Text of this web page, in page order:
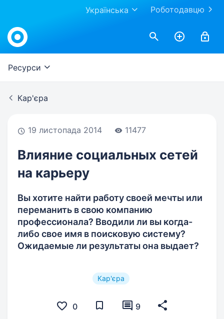
Роботодавцю
Українська
Work.ua
Ресурси
Кар'єра
19 листопада 2014 11477
Влияние социальных сетей
на карьеру
Вы хотите найти работу своей мечты или
переманить в свою компанию
профессионала? Вводили ли вы когда-
либо свое имя в поисковую систему?
Ожидаемые ли результаты она выдает?
Кар'єра
0 9